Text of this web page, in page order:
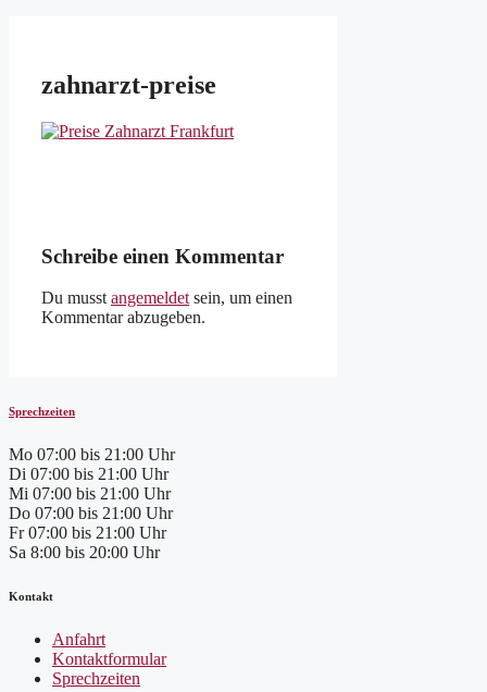
zahnarzt-preise
Schreibe einen Kommentar
Du musst angemeldet sein, um einen
Kommentar abzugeben.
Sprechzeiten
Mo 07:00 bis 21:00 Uhr
Di 07:00 bis 21:00 Uhr
Mi 07:00 bis 21:00 Uhr
Do 07:00 bis 21:00 Uhr
Fr 07:00 bis 21:00 Uhr
Sa 8:00 bis 20:00 Uhr
Kontakt
Anfahrt
Kontaktformular
Sprechzeiten